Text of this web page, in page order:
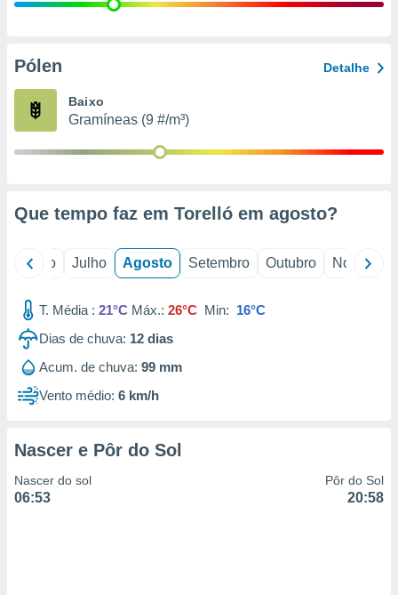
e
Pólen Detalhe
Baixo
Gramíneas (9 #/m³)
Que tempo faz em Torelló em agosto?
Junho Julho Agosto Setembro Outubro Novembro
T. Média : 21°C Máx.: 26°C Min: 16°C
Dias de chuva: 12 dias
Acum. de chuva: 99 mm
Vento médio: 6 km/h
Nascer e Pôr do Sol
Nascer do sol
06:53
Pôr do Sol
20:58